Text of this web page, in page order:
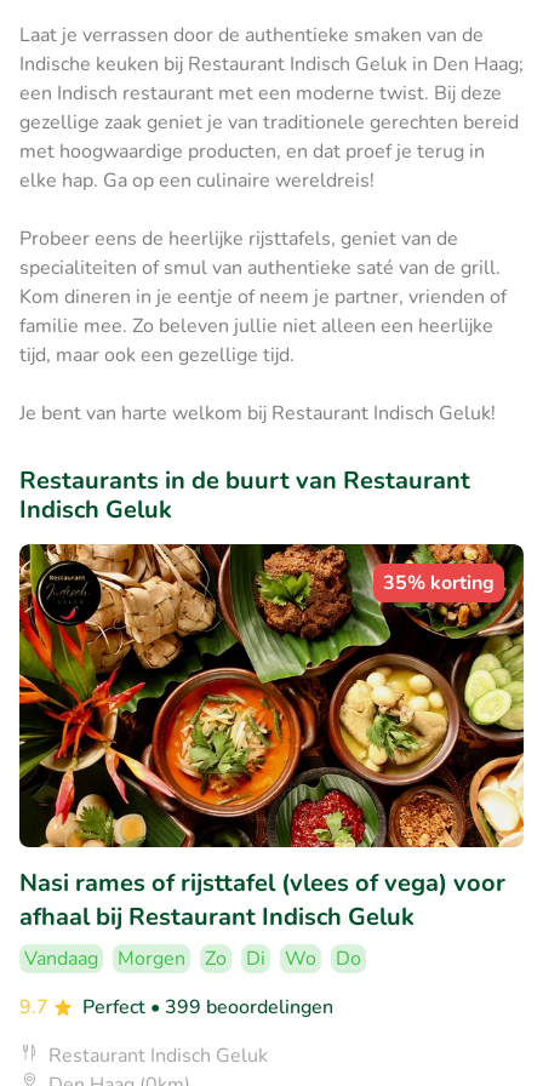
Laat je verrassen door de authentieke smaken van de
Indische keuken bij Restaurant Indisch Geluk in Den Haag;
een Indisch restaurant met een moderne twist. Bij deze
gezellige zaak geniet je van traditionele gerechten bereid
met hoogwaardige producten, en dat proef je terug in
elke hap. Ga op een culinaire wereldreis!
Probeer eens de heerlijke rijsttafels, geniet van de
specialiteiten of smul van authentieke saté van de grill.
Kom dineren in je eentje of neem je partner, vrienden of
familie mee. Zo beleven jullie niet alleen een heerlijke
tijd, maar ook een gezellige tijd.
Je bent van harte welkom bij Restaurant Indisch Geluk!
Restaurants in de buurt van Restaurant
Indisch Geluk
35% korting
Nasi rames of rijsttafel (vlees of vega) voor
afhaal bij Restaurant Indisch Geluk
Vandaag Morgen Zo Di Wo
Do
9.7
Perfect • 399 beoordelingen
Restaurant Indisch Geluk